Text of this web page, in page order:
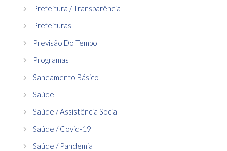
Prefeitura / Transparência
Prefeituras
Previsão Do Tempo
Programas
Saneamento Básico
Saúde
Saúde / Assistência Social
Saúde / Covid-19
Saúde / Pandemia